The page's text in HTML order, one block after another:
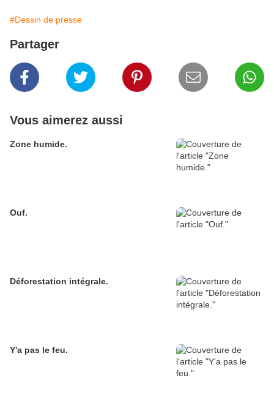
#Dessin de presse
Partager
Vous aimerez aussi
Zone humide.
Ouf.
Déforestation intégrale.
Y'a pas le feu.